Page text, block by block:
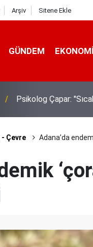
Arşiv Sitene Ekle
GÜNDEM EKONOMI
Kavurucu sıcakta
Çevre Adana’da